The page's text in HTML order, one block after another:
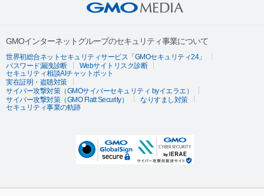
GMOインターネットグループのセキュリティ事業について
世界初総合ネットセキュリティサービス「GMOセキュリティ24」
パスワード漏洩診断
Webサイトリスク診断
セキュリティ相談AIチャットボット
実在証明・盗聴対策
サイバー攻撃対策（GMOサイバーセキュリティ byイエラエ）
サイバー攻撃対策（GMO Flatt Security）
なりすまし対策
セキュリティ事業の軌跡